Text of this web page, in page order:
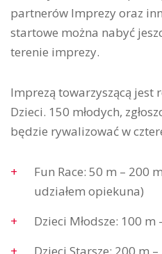
partnerów Imprezy oraz
startowe można nabyć
terenie imprezy.
Imprezą towarzyszącą jest
Dzieci. 150 młodych,
będzie rywalizować w
Fun Race: 50 m – 200
udziałem opiekuna)
Dzieci Młodsze: 100